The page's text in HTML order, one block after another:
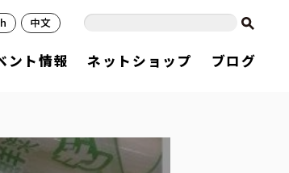
ント情報 ネットショップ ブログ
中文